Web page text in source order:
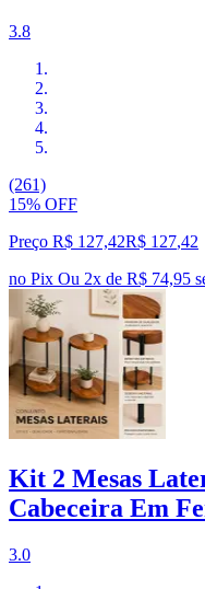
3.8
(261)
15% OFF
Preço R$ 127,42R$ 127,42
no Pix Ou 2x de R$ 74,95
Kit 2 Mesas
Cabeceira Em
3.0